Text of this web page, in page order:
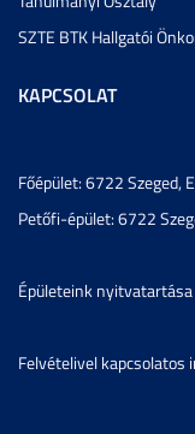
SZTE BTK Hallgatói
KAPCSOLAT
Főépület: 6722 Szeged,
Petőfi-épület: 6722
Épületeink nyitvatartása
Felvételivel